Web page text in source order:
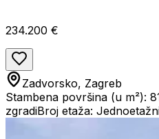
234.200 €
Zadvorsko, Zagreb
Stambena površina (u m²):
zgradiBroj etaža: